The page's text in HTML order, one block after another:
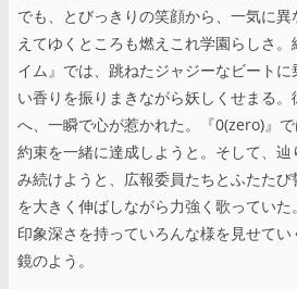
でも、とびっきりの笑顔から、一気に
えてゆくところも燃えこれ学園らしさ
イム』では、跳ねたジャジーなビート
い香りを振りまきながら妖しくせまる
へ、一瞬で心が惹かれた。『0(zero)』
約束を一緒に達成しようと。そして、
み続けようと、広報委員たちとふたた
を大きく伸ばしながら力強く歌ってい
印象深さを持っていろんな様を見せて
鏡のよう。